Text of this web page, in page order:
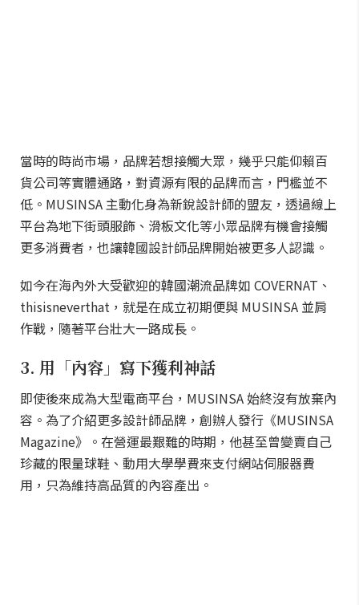
當時的時尚市場，品牌若想接觸大眾，幾乎只能仰賴百
貨公司等實體通路，對資源有限的品牌而言，門檻並不
低。MUSINSA 主動化身為新銳設計師的盟友，透過線上
平台為地下街頭服飾、滑板文化等小眾品牌有機會接觸
更多消費者，也讓韓國設計師品牌開始被更多人認識。
如今在海內外大受歡迎的韓國潮流品牌如 COVERNAT、
thisisneverthat，就是在成立初期便與 MUSINSA 並肩
作戰，隨著平台壯大一路成長。
3. 用「內容」寫下獲利神話
即使後來成為大型電商平台，MUSINSA 始終沒有放棄內
容。為了介紹更多設計師品牌，創辦人發行《MUSINSA
Magazine》。在營運最艱難的時期，他甚至曾變賣自己
珍藏的限量球鞋、動用大學學費來支付網站伺服器費
用，只為維持高品質的內容產出。